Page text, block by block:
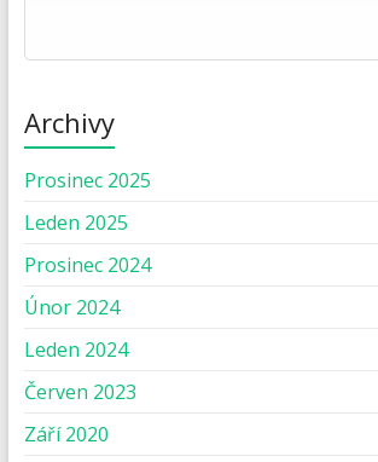
Archivy
Prosinec 2025
Leden 2025
Prosinec 2024
Únor 2024
Leden 2024
Červen 2023
Září 2020